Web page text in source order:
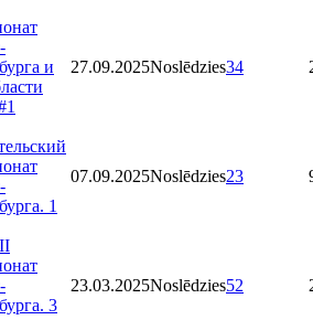
и
27.09.2025Noslēdzies34
1
07.09.2025Noslēdzies23
3
23.03.2025Noslēdzies52